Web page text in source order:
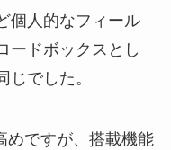
個人的なフィール
ードボックスとし
でした。
めですが、搭載機能